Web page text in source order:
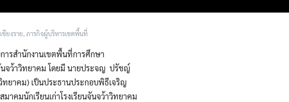
ยงราย,ภารกิจผู้บริหารเขตพื้นที่
ารสำนักงานเขตพื้นที่การศึกษา
นจว้าวิทยาคม โดยมี นายประจญ ปรัชญ์
ทยาคม) เป็นประธานประกอบพิธีเจริญ
คมนักเรียนเก่าโรงเรียนจันจว้าวิทยาคม